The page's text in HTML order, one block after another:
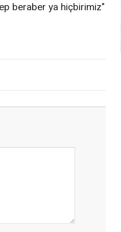
beraber ya hiçbirimiz"